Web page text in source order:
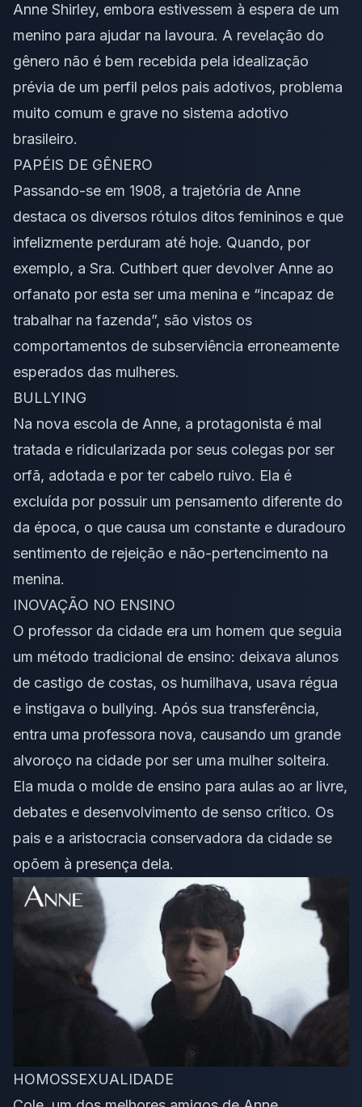
Anne Shirley, embora estivessem à espera de um
menino para ajudar na lavoura. A revelação do
gênero não é bem recebida pela idealização
prévia de um perfil pelos pais adotivos, problema
muito comum e grave no sistema adotivo
brasileiro.
PAPÉIS DE GÊNERO
Passando-se em 1908, a trajetória de Anne
destaca os diversos rótulos ditos femininos e que
infelizmente perduram até hoje. Quando, por
exemplo, a Sra. Cuthbert quer devolver Anne ao
orfanato por esta ser uma menina e “incapaz de
trabalhar na fazenda”, são vistos os
comportamentos de subserviência erroneamente
esperados das mulheres.
BULLYING
Na nova escola de Anne, a protagonista é mal
tratada e ridicularizada por seus colegas por ser
orfã, adotada e por ter cabelo ruivo. Ela é
excluída por possuir um pensamento diferente do
da época, o que causa um constante e duradouro
sentimento de rejeição e não-pertencimento na
menina.
INOVAÇÃO NO ENSINO
O professor da cidade era um homem que seguia
um método tradicional de ensino: deixava alunos
de castigo de costas, os humilhava, usava régua
e instigava o bullying. Após sua transferência,
entra uma professora nova, causando um grande
alvoroço na cidade por ser uma mulher solteira.
Ela muda o molde de ensino para aulas ao ar livre,
debates e desenvolvimento de senso crítico. Os
pais e a aristocracia conservadora da cidade se
opõem à presença dela.
HOMOSSEXUALIDADE